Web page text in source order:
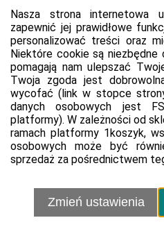
Informacje o platformie
Regulamin dla kupujących
Polityka prywatności platformy
Zgłoś błąd lub naruszenie
Ustawienia cookie
Sprzedawca
Regulamin sprzedawcy
Polityka prywatności sprzedawcy